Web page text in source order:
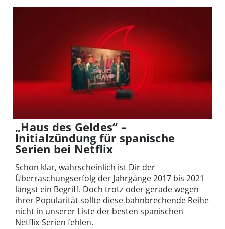
„Haus des Geldes“ –
Initialzündung für spanische
Serien bei Netflix
Schon klar, wahrscheinlich ist Dir der
Überraschungserfolg der Jahrgänge 2017 bis 2021
längst ein Begriff. Doch trotz oder gerade wegen
ihrer Popularität sollte diese bahnbrechende Reihe
nicht in unserer Liste der besten spanischen
Netflix-Serien fehlen.